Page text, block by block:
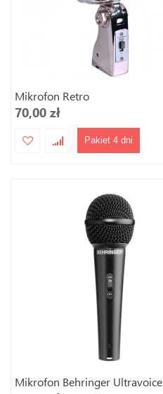
Mikrofon Retro
70,00 zł
Pakiet 4 dni
Mikrofon Behringer Ultravoice